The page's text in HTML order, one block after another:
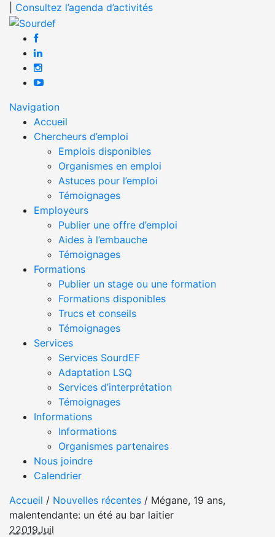
Consultez l’agenda d’activités
Navigation
Accueil
Chercheurs d’emploi
Emplois disponibles
Organismes en emploi
Astuces pour l’emploi
Témoignages
Employeurs
Publier une offre d’emploi
Aides à l’embauche
Témoignages
Formations
Publier un stage ou une formation
Formations disponibles
Trucs et conseils
Témoignages
Services
Services SourdEF
Adaptation LSQ
Services d’interprétation
Témoignages
Informations
Informations
Organismes partenaires
Nous joindre
Calendrier
Accueil / Nouvelles récentes / Mégane, 19 ans,
malentendante: un été au bar laitier
22019Juil